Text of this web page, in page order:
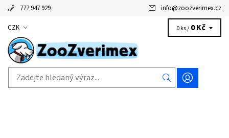
777 947 929 info@zoozverimex.cz
CZK 0 ks / 0 Kč